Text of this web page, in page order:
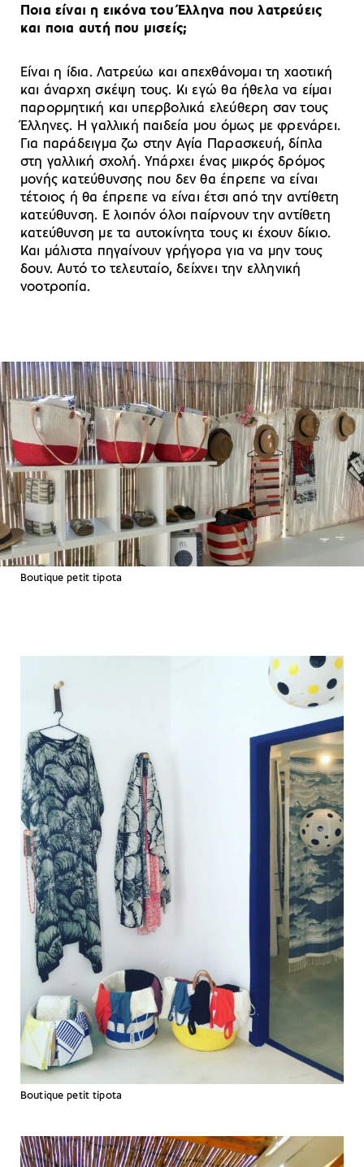
Ποια είναι η εικόνα του Έλληνα που λατρεύεις
και ποια αυτή που μισείς;
Είναι η ίδια. Λατρεύω και απεχθάνομαι τη χαοτική
και άναρχη σκέψη τους. Κι εγώ θα ήθελα να είμαι
παρορμητική και υπερβολικά ελεύθερη σαν τους
Έλληνες. Η γαλλική παιδεία μου όμως με φρενάρει.
Για παράδειγμα ζω στην Αγία Παρασκευή, δίπλα
στη γαλλική σχολή. Υπάρχει ένας μικρός δρόμος
μονής κατεύθυνσης που δεν θα έπρεπε να είναι
τέτοιος ή θα έπρεπε να είναι έτσι από την αντίθετη
κατεύθυνση. Ε λοιπόν όλοι παίρνουν την αντίθετη
κατεύθυνση με τα αυτοκίνητα τους κι έχουν δίκιο.
Και μάλιστα πηγαίνουν γρήγορα για να μην τους
δουν. Αυτό το τελευταίο, δείχνει την ελληνική
νοοτροπία.
Βoutique petit tipota
Βoutique petit tipota